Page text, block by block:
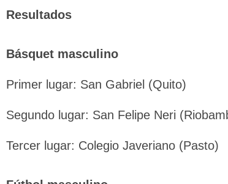
Resultados
Básquet masculino
Primer lugar: San Gabriel (Quito)
Segundo lugar: San Felipe Neri
Tercer lugar: Colegio Javeriano (Pasto)